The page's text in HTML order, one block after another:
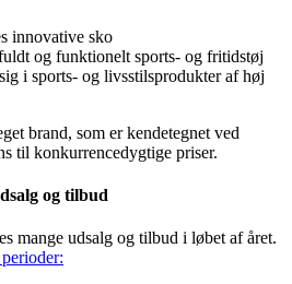
innovative sko
og funktionelt sports- og fritidstøj
i sports- og livsstilsprodukter af høj
brand, som er kendetegnet ved
til konkurrencedygtige priser.
og tilbud
mange udsalg og tilbud i løbet af året.